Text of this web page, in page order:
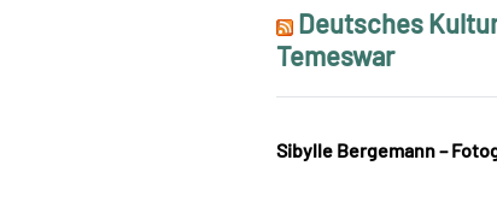
Deutsches
Temeswar
Sibylle Bergemann –